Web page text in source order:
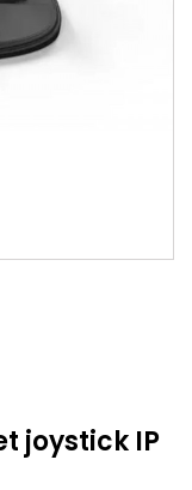
joystick IP